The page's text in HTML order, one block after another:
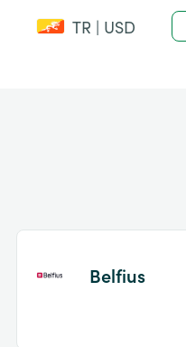
TR | USD
Belfius